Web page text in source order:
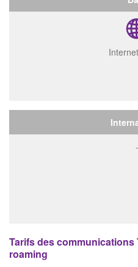
-
Tarifs des communications
roaming